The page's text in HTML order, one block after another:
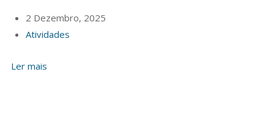
2 Dezembro, 2025
Atividades
Ler mais